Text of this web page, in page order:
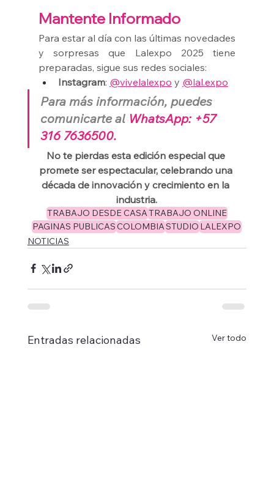
Mantente Informado
Para estar al día con las últimas novedades
y sorpresas que Lalexpo 2025 tiene
preparadas, sigue sus redes sociales:
Instagram: @vivelalexpo y @lal.expo
Para más información, puedes
comunicarte al WhatsApp: +57
316 7636500.
No te pierdas esta edición especial que
promete ser espectacular, celebrando una
década de innovación y crecimiento en la
industria.
TRABAJO DESDE CASATRABAJO ONLINE
PAGINAS PUBLICASCOLOMBIASTUDIO LALEXPO
NOTICIAS
Entradas relacionadas Ver todo